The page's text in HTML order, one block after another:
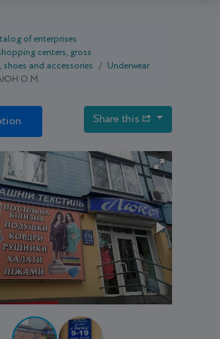
of enterprises
centers, gross
shoes and accessories
Underwear
О.М.
Share this